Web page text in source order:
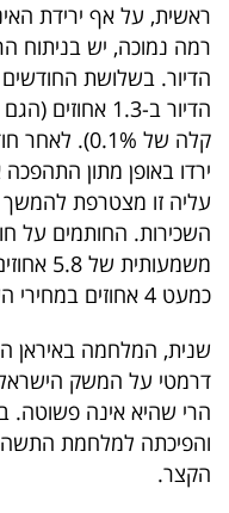
מייל
אדום
פרסמו
באייס
עקבו
ראשית, על אף ירידת
רמה נמוכה, יש בניתוח
הדיור. בשלושת
הדיור ב-1.3
קלה של
ירדו באופן מתון
עליה זו מצטרפת להמשך
השכירות. החותמים על
כמעט 4 אחוזים במחירי השכירות.
שנית, המלחמה באיראן
דרמטי על המשק
הרי שהיא אינה
והפיכתה למלחמת התשה
הקצר.